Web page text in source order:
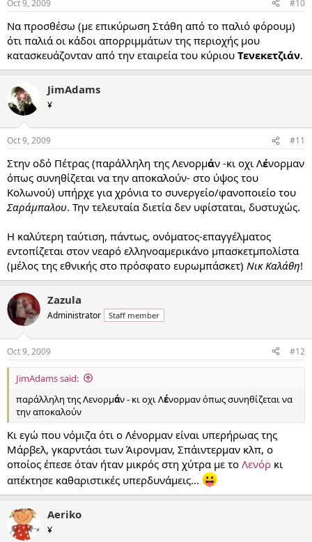
Oct 9, 2009 #10
Να προσθέσω (με επικύρωση Στάθη από το παλιό φόρουμ)
ότι παλιά οι κάδοι απορριμμάτων της περιοχής μου
κατασκευάζονταν από την εταιρεία του κύριου Τενεκετζιάν.
JimAdams
¥
Oct 9, 2009 #11
Στην οδό Πέτρας (παράλληλη της Λενορμάν -κι οχι Λένορμαν
όπως συνηθίζεται να την αποκαλούν- στο ύψος του
Κολωνού) υπήρχε για χρόνια το συνεργείο/φανοποιείο του
Σαράμπαλου. Την τελευταία διετία δεν υφίσταται, δυστυχώς.
Η καλύτερη ταύτιση, πάντως, ονόματος-επαγγέλματος
εντοπίζεται στον νεαρό ελληνοαμερικάνο μπασκετμπολίστα
(μέλος της εθνικής στο πρόσφατο ευρωμπάσκετ) Νικ Καλάθη!
Zazula
Administrator Staff member
Oct 9, 2009 #12
JimAdams said:
παράλληλη της Λενορμάν - κι οχι Λένορμαν όπως συνηθίζεται να
την αποκαλούν
Κι εγώ που νόμιζα ότι ο Λένορμαν είναι υπερήρωας της
Μάρβελ, γκαρντάσι των Άιρονμαν, Σπάιντερμαν κλπ, ο
οποίος έπεσε όταν ήταν μικρός στη χύτρα με το Λενόρ κι
απέκτησε καθαριστικές υπερδυνάμεις...
Aeriko
¥